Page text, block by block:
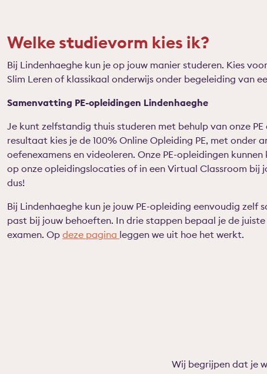
Welke studievorm kies ik?
Bij Lindenhaeghe kun je op jouw manier studeren. Kies
Slim Leren of klassikaal onderwijs onder begeleiding van
Samenvatting PE-opleidingen Lindenhaeghe
Je kunt zelfstandig thuis studeren met behulp van onze
resultaat kies je de 100% Online Opleiding PE, met onder
oefenexamens en videoleren. Onze PE-opleidingen
op onze opleidingslocaties of in een Virtual Classroom bij
dus!
Bij Lindenhaeghe kun je jouw PE-opleiding eenvoudig zelf
past bij jouw behoeften. In drie stappen bepaal je de
examen. Op deze pagina leggen we uit hoe het werkt.
Wij begrijpen dat je